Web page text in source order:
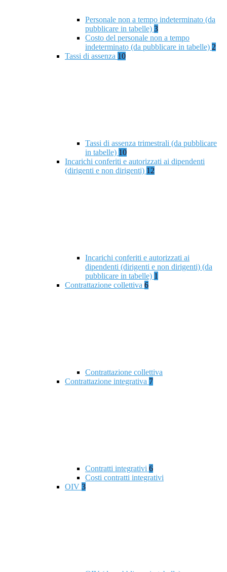
Personale non a tempo indeterminato (da
pubblicare in tabelle) 3
Costo del personale non a tempo
indeterminato (da pubblicare in tabelle) 2
Tassi di assenza 10
Tassi di assenza trimestrali (da pubblicare
in tabelle) 10
Incarichi conferiti e autorizzati ai dipendenti
(dirigenti e non dirigenti) 12
Incarichi conferiti e autorizzati ai
dipendenti (dirigenti e non dirigenti) (da
pubblicare in tabelle) 1
Contrattazione collettiva 6
Contrattazione collettiva
Contrattazione integrativa 7
Contratti integrativi 6
Costi contratti integrativi
OIV 3